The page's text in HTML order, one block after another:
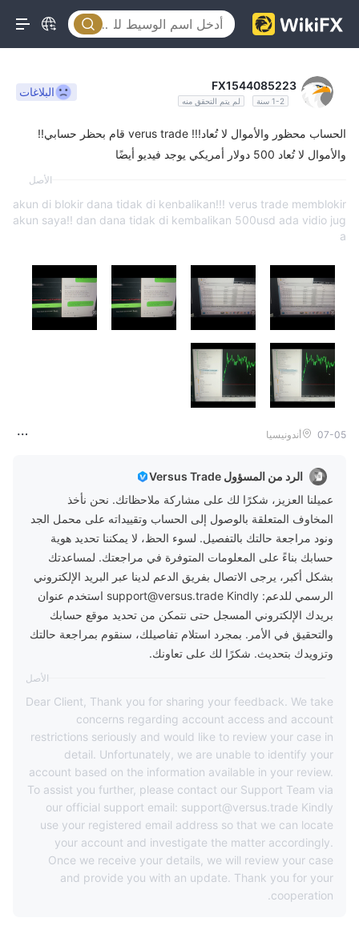
FX1544085223
1-2 سنة لم يتم التحقق منه
البلاغات
الحساب محظور والأموال لا تُعاد!!! verus trade قام بحظر حسابي!!
والأموال لا تُعاد 500 دولار أمريكي يوجد فيديو أيضًا
الأصل
akun di blokir dana tidak di kenbalikan!!! verus trade memblokir
akun saya!! dan dana tidak di kembalikan 500usd ada vidio jug
a
07-05 أندونيسيا
الرد من المسؤول Versus Trade
عميلنا العزيز، شكرًا لك على مشاركة ملاحظاتك. نحن نأخذ
المخاوف المتعلقة بالوصول إلى الحساب وتقييداته على محمل الجد
ونود مراجعة حالتك بالتفصيل. لسوء الحظ، لا يمكننا تحديد هوية
حسابك بناءً على المعلومات المتوفرة في مراجعتك. لمساعدتك
بشكل أكبر، يرجى الاتصال بفريق الدعم لدينا عبر البريد الإلكتروني
الرسمي للدعم: support@versus.trade Kindly استخدم عنوان
بريدك الإلكتروني المسجل حتى نتمكن من تحديد موقع حسابك
والتحقيق في الأمر. بمجرد استلام تفاصيلك، سنقوم بمراجعة حالتك
وتزويدك بتحديث. شكرًا لك على تعاونك.
الأصل
Dear Client, Thank you for sharing your feedback. We take
concerns regarding account access and account
restrictions seriously and would like to review your case in
detail. Unfortunately, we are unable to identify your
account based on the information available in your review.
To assist you further, please contact our Support Team via
our official support email: support@versus.trade Kindly
use your registered email address so that we can locate
your account and investigate the matter accordingly.
Once we receive your details, we will review your case
and provide you with an update. Thank you for your
cooperation.